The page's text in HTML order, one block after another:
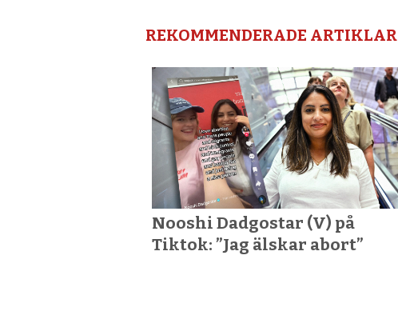
REKOMMENDERADE ARTIKLAR
Nooshi Dadgostar (V) på
Tiktok: ”Jag älskar abort”